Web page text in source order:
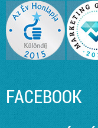
FACEBOOK